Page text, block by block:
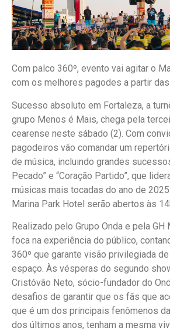
Com palco 360º, evento vai agitar o
com os melhores pagodes a partir
Sucesso absoluto em Fortaleza, a
grupo Menos é Mais, chega pela
cearense neste sábado (2). Com
pagodeiros vão comandar um
de música, incluindo grandes
Pecado” e “Coração Partido”, que
músicas mais tocadas do ano de
Marina Park Hotel serão abertos às
Realizado pelo Grupo Onda e pela GH
foca na experiência do público,
360º que garante visão privilegiada
espaço. Às vésperas do segundo
Cristóvão Neto, sócio-fundador do
desafios de garantir que os fãs que
que é um dos principais fenômenos
dos últimos anos, tenham a mesma